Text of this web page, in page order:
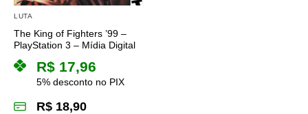
LUTA
The King of Fighters ’99 –
PlayStation 3 – Mídia Digital
R$ 17,96
5% desconto no PIX
R$ 18,90